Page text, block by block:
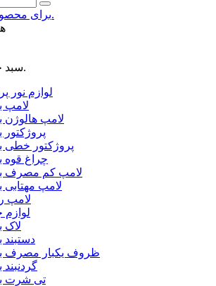
برای محصولات بیشتر کلیک کنید.
سبد خرید شما خالی است.
لوازم نور
لامپ
لامپ هالوژن
پروژکتور
پروژکتور خطی
چراغ قوه
لامپ کم مصرف
لامپ مهتابی
لامپ
لوازم
لاک
دستبند
ظروف یکبار مصرف
گردنبند
تی شرت